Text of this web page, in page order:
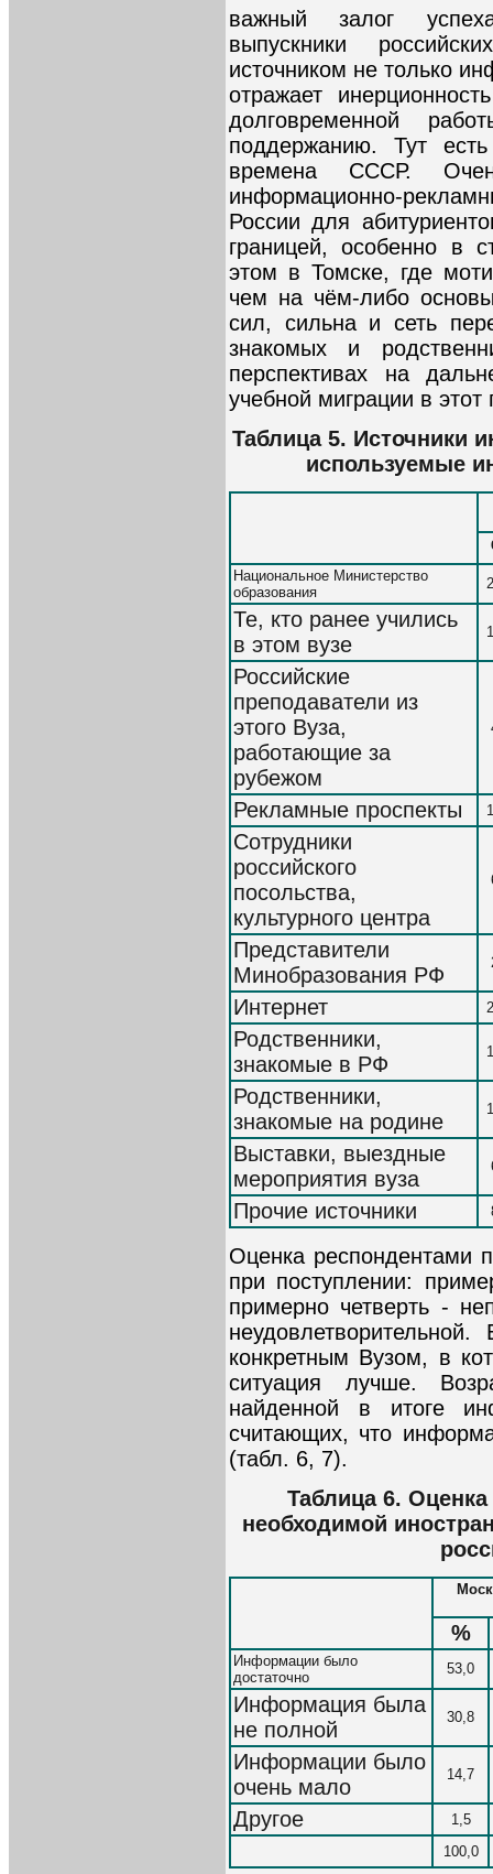
важный залог
выпускники
источником не только
отражает
долговременной
поддержанию. Тут
времена СССР.
информационно-
России для
границей, особенно в
этом в Томске, где
чем на чём-либо
сил, сильна и сеть
знакомых и
перспективах на
учебной миграции в этот
Таблица 5. Источники
используемые
Национальное Министерство
образования
Те, кто ранее учились
в этом вузе
Российские
преподаватели из
этого Вуза,
работающие за
рубежом
Рекламные проспекты
Сотрудники
российского
посольства,
культурного центра
Представители
Минобразования РФ
Интернет
Родственники,
знакомые в РФ
Родственники,
знакомые на родине
Выставки, выездные
мероприятия вуза
Прочие источники
Оценка респондентами
при поступлении:
примерно четверть -
конкретным Вузом, в
ситуация лучше.
найденной в итоге
считающих, что
(табл. 6, 7).
Таблица 6.
необходимой
%
Информации было
достаточно
53,0
Информация была
не полной
30,8
Информации было
очень мало
14,7
Другое
1,5
100,0